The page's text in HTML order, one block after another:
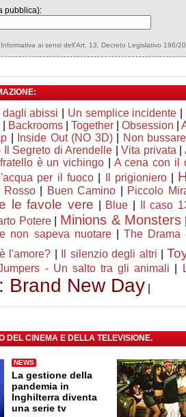
pubblica):
Informativa ai sensi dell'Art. 13, Decreto Legislativo 196/
dagli abissi Un semplice incidente
Backrooms| Together|Obsession |
Inside Out (NO 3D)|
Non
Il Segreto di Arendelle |Vita privata
è un vichingo
A cena con il
per il fuoco| Il prigioniero|
Rosso| Buen Camino
Piccolo
le favole vere Blue
Il caso
Potere| Minions & Monsters
non sapeva nuotare| The Drama
l'amore? Il silenzio degli altri |
- Un salto tra gli animali
Brand New Day
DEL CINEMA E DELLA TELEVISIONE.
NEWS
La gestione della
pandemia in
Inghilterra diventa
una serie tv